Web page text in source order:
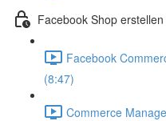
Facebook Shop erstellen
Facebook
(8:47)
Commerce